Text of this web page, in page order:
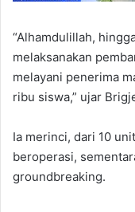
“Alhamdulillah,
melaksanakan
melayani penerima
ribu siswa,” ujar
Ia merinci, dari 10
beroperasi,
groundbreaking.